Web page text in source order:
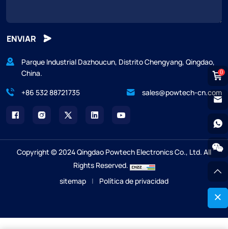
ENVIAR
Parque Industrial Dazhoucun, Distrito Chengyang, Qingdao,
China.
+86 532 88721735
sales@powtech-cn.com
Copyright © 2024 Qingdao Powtech Electronics Co., Ltd. All
Rights Reserved.
sitemap | Política de privacidad
0